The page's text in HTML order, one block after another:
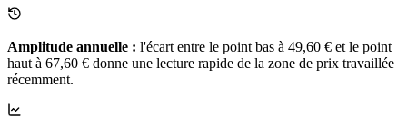
Amplitude annuelle : l'écart entre le point bas à 49,60 € et le point
haut à 67,60 € donne une lecture rapide de la zone de prix travaillée
récemment.